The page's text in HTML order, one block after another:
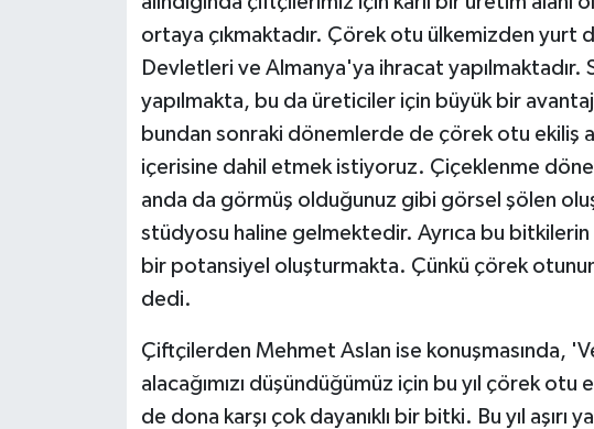
ortaya çıkmaktadır. Çörek otu ülkemizden yurt
Devletleri ve Almanya'ya ihracat yapılmaktadır.
yapılmakta, bu da üreticiler için büyük bir
bundan sonraki dönemlerde de çörek otu ekiliş
içerisine dahil etmek istiyoruz. Çiçeklenme
anda da görmüş olduğunuz gibi görsel şölen
stüdyosu haline gelmektedir. Ayrıca bu bitkilerin
bir potansiyel oluşturmakta. Çünkü çörek
dedi.
Çiftçilerden Mehmet Aslan ise konuşmasında,
alacağımızı düşündüğümüz için bu yıl çörek
de dona karşı çok dayanıklı bir bitki. Bu yıl aşırı